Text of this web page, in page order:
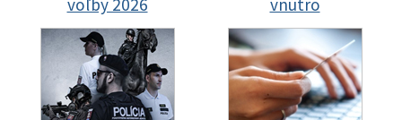
voľby 2026
vnútro